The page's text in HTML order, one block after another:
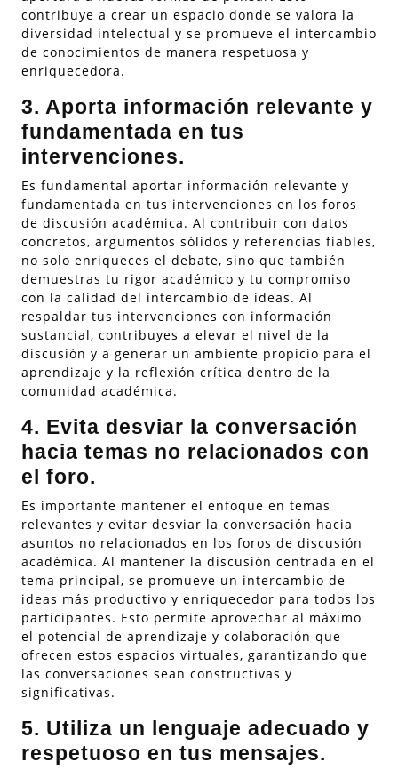
contribuye a crear un espacio donde se valora la
diversidad intelectual y se promueve el intercambio
de conocimientos de manera respetuosa y
enriquecedora.
3. Aporta información relevante y
fundamentada en tus
intervenciones.
Es fundamental aportar información relevante y
fundamentada en tus intervenciones en los foros
de discusión académica. Al contribuir con datos
concretos, argumentos sólidos y referencias fiables,
no solo enriqueces el debate, sino que también
demuestras tu rigor académico y tu compromiso
con la calidad del intercambio de ideas. Al
respaldar tus intervenciones con información
sustancial, contribuyes a elevar el nivel de la
discusión y a generar un ambiente propicio para el
aprendizaje y la reflexión crítica dentro de la
comunidad académica.
4. Evita desviar la conversación
hacia temas no relacionados con
el foro.
Es importante mantener el enfoque en temas
relevantes y evitar desviar la conversación hacia
asuntos no relacionados en los foros de discusión
académica. Al mantener la discusión centrada en el
tema principal, se promueve un intercambio de
ideas más productivo y enriquecedor para todos los
participantes. Esto permite aprovechar al máximo
el potencial de aprendizaje y colaboración que
ofrecen estos espacios virtuales, garantizando que
las conversaciones sean constructivas y
significativas.
5. Utiliza un lenguaje adecuado y
respetuoso en tus mensajes.